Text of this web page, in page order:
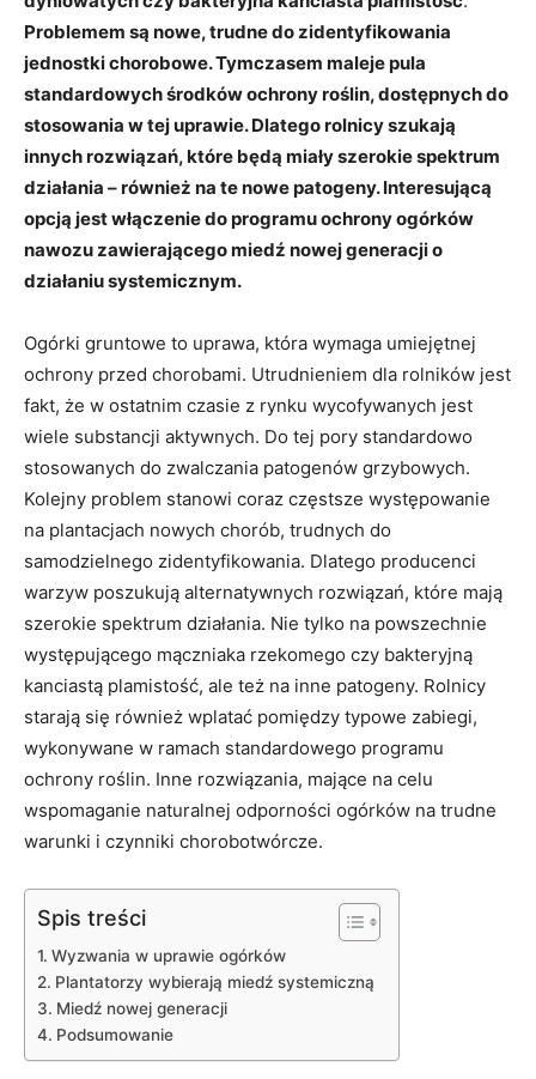
Problemem są nowe, trudne do zidentyfikowania
jednostki chorobowe. Tymczasem maleje pula
standardowych środków ochrony roślin, dostępnych do
stosowania w tej uprawie. Dlatego rolnicy szukają
innych rozwiązań, które będą miały szerokie spektrum
działania – również na te nowe patogeny. Interesującą
opcją jest włączenie do programu ochrony ogórków
nawozu zawierającego miedź nowej generacji o
działaniu systemicznym.
Ogórki gruntowe to uprawa, która wymaga umiejętnej
ochrony przed chorobami. Utrudnieniem dla rolników jest
fakt, że w ostatnim czasie z rynku wycofywanych jest
wiele substancji aktywnych. Do tej pory standardowo
stosowanych do zwalczania patogenów grzybowych.
Kolejny problem stanowi coraz częstsze występowanie
na plantacjach nowych chorób, trudnych do
samodzielnego zidentyfikowania. Dlatego producenci
warzyw poszukują alternatywnych rozwiązań, które mają
szerokie spektrum działania. Nie tylko na powszechnie
występującego mączniaka rzekomego czy bakteryjną
kanciastą plamistość, ale też na inne patogeny. Rolnicy
starają się również wplatać pomiędzy typowe zabiegi,
wykonywane w ramach standardowego programu
ochrony roślin. Inne rozwiązania, mające na celu
wspomaganie naturalnej odporności ogórków na trudne
warunki i czynniki chorobotwórcze.
Spis treści
Wyzwania w uprawie ogórków
Plantatorzy wybierają miedź systemiczną
Miedź nowej generacji
Podsumowanie